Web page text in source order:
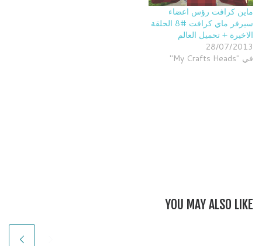
ماين كرافت رؤس اعضاء
سيرفر ماي كرافت #8 الحلقة
الاخيرة + تحميل العالم
28/07/2013
في "My Crafts Heads"
YOU MAY ALSO LIKE